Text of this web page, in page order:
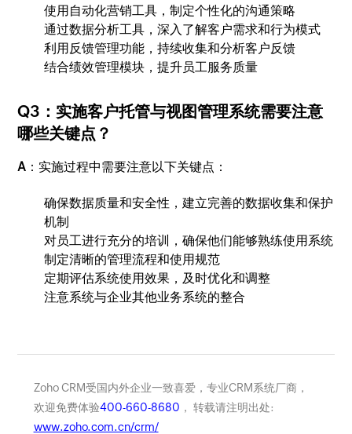
使用自动化营销工具，制定个性化的沟通策略
通过数据分析工具，深入了解客户需求和行为模式
利用反馈管理功能，持续收集和分析客户反馈
结合绩效管理模块，提升员工服务质量
Q3：实施客户托管与视图管理系统需要注意
哪些关键点？
A ：实施过程中需要注意以下关键点：
确保数据质量和安全性，建立完善的数据收集和保护
机制
对员工进行充分的培训，确保他们能够熟练使用系统
制定清晰的管理流程和使用规范
定期评估系统使用效果，及时优化和调整
注意系统与企业其他业务系统的整合
Zoho CRM受国内外企业一致喜爱，专业CRM系统厂商，
欢迎免费体验400-660-8680 ， 转载请注明出处:
www.zoho.com.cn/crm/